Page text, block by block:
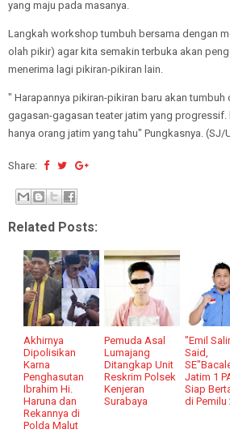
yang maju pada masanya.
Langkah workshop tumbuh bersama dengan
olah pikir) agar kita semakin terbuka akan
menerima lagi pikiran-pikiran lain.
" Harapannya pikiran-pikiran baru akan tumbuh
gagasan-gagasan teater jatim yang progressif.
hanya orang jatim yang tahu" Pungkasnya. (SJ/
Share:
Related Posts:
Akhirnya
Dipolisikan
Karna
Penghasutan
Ibrahim Hi.
Haruna dan
Rekannya di
Polda Malut
Pemuda Asal
Lumajang
Ditangkap Unit
Reskrim Polsek
Kenjeran
Surabaya
"Emil
Said,
Jatim 1
Siap
di Pemilu